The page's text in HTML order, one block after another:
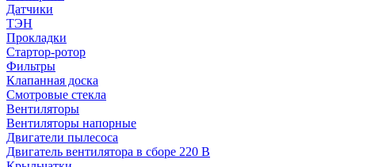
Датчики
ТЭН
Прокладки
Стартор-ротор
Фильтры
Клапанная доска
Смотровые стекла
Вентиляторы
Вентиляторы напорные
Двигатели пылесоса
Двигатель вентилятора в сборе 220 В